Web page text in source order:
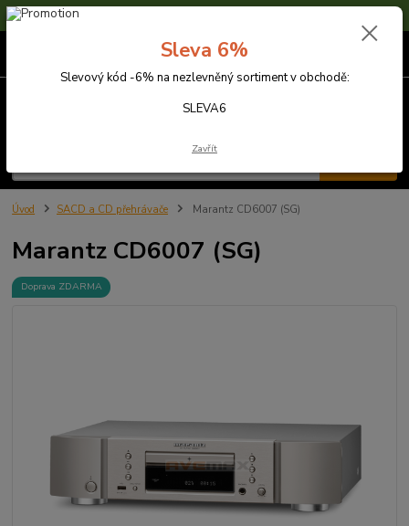
Sleva 6% na nezlevněné zboží s kódem SLEVA6
Úvod SACD a CD přehrávače Marantz CD6007 (SG)
Marantz CD6007 (SG)
Doprava ZDARMA
Sleva 6%
Slevový kód -6% na nezlevněný sortiment v obchodě:
SLEVA6
Zavřít